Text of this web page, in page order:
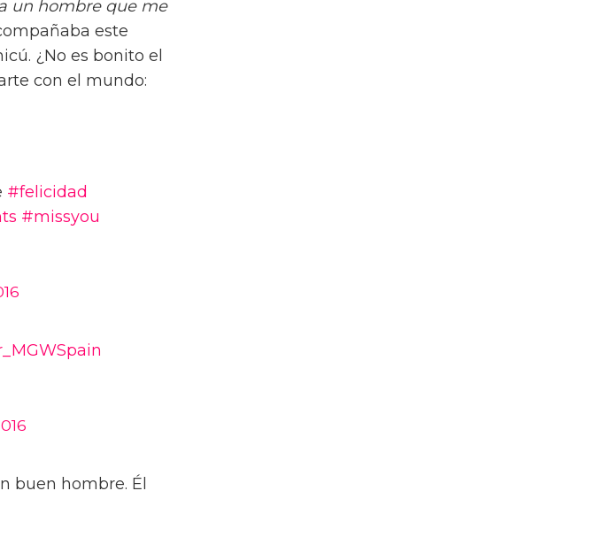
un hombre que me
este
¿No es bonito el
con el mundo:
#felicidad
#missyou
buen hombre. Él